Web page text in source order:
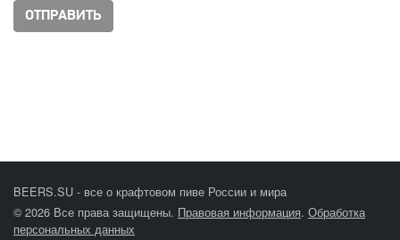
BEERS.SU - все о крафтовом пиве России и мира
© 2026 Все права защищены. Правовая информация. Обработка
персональных данных